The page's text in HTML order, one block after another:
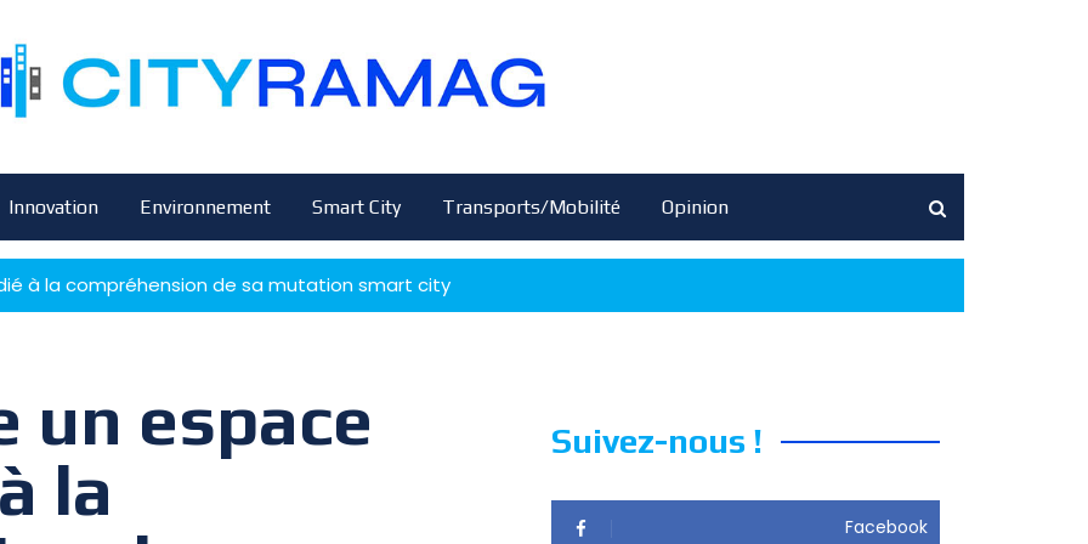
Innovation Environnement Smart City Transports/Mobilité Opinion
à la compréhension de sa mutation smart city
un espace
la
Suivez-nous !
Facebook